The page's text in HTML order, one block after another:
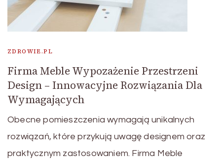
ZDROWIE.PL
Firma Meble Wypozażenie Przestrzeni
Design – Innowacyjne Rozwiązania Dla
Wymagających
Obecne pomieszczenia wymagają unikalnych
rozwiązań, które przykują uwagę designem oraz
praktycznym zastosowaniem. Firma Meble